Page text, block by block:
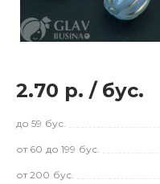
2.70 р. / бус.
до 59 бус.
от 60 до 199 бус.
от 200 бус.